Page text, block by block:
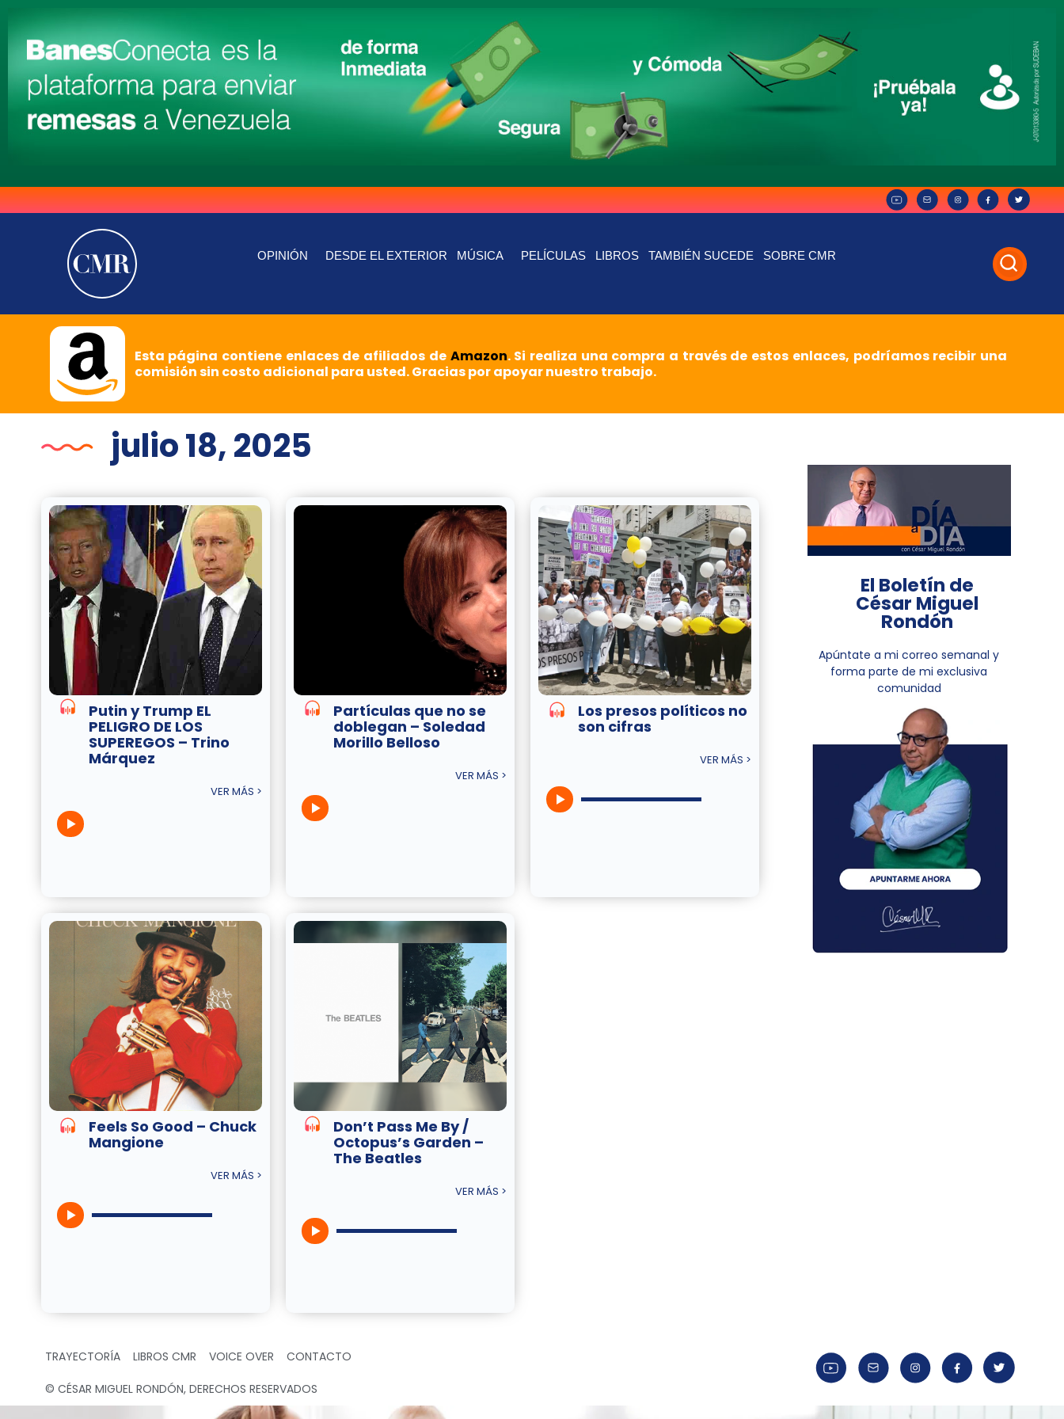
OPINIÓN DESDE EL EXTERIOR MÚSICA PELÍCULAS LIBROS TAMBIÉN SUCEDE SOBRE CMR
Esta página contiene enlaces de afiliados de Amazon. Si realiza una compra a través de estos enlaces, podríamos recibir una
comisión sin costo adicional para usted. Gracias por apoyar nuestro trabajo.
julio 18, 2025
Putin y Trump EL
PELIGRO DE LOS
SUPEREGOS – Trino
Márquez
VER MÁS >
Partículas que no se
doblegan – Soledad
Morillo Belloso
VER MÁS >
Los presos políticos no
son cifras
VER MÁS >
Feels So Good – Chuck
Mangione
VER MÁS >
Don’t Pass Me By /
Octopus’s Garden –
The Beatles
VER MÁS >
El Boletín de
César Miguel
Rondón
Apúntate a mi correo semanal y
forma parte de mi exclusiva
comunidad
TRAYECTORÍA LIBROS CMR VOICE OVER CONTACTO
© CÉSAR MIGUEL RONDÓN, DERECHOS RESERVADOS